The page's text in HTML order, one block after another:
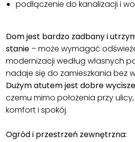
podłączenie do kanalizacji i
Dom jest bardzo zadbany i
stanie – może wymagać
modernizacji według własnych
nadaje się do zamieszkania bez
Dużym atutem jest dobre
czemu mimo położenia przy
komfort i spokój.
Ogród i przestrzeń zewnętrzna: